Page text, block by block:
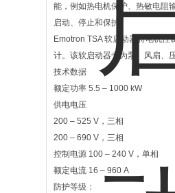
能，例如热电机保护、热敏电阻
启动、停止和保护
Emotron TSA 软启动器将电机
计。该软启动器专为泵、风扇、
技术数据
额定功率 5.5 – 1000 kW
供电电压
200 – 525 V，三相
200 – 690 V，三相
控制电源 100 – 240 V，单相
额定电流 16 – 960 A
防护等级：